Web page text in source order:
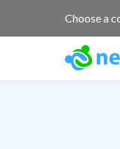
Choose a